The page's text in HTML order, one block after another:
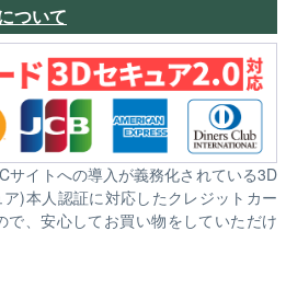
ついて
サイトへの導入が義務化されている3D
)本人認証に対応したクレジットカー
で、安心してお買い物をしていただけ